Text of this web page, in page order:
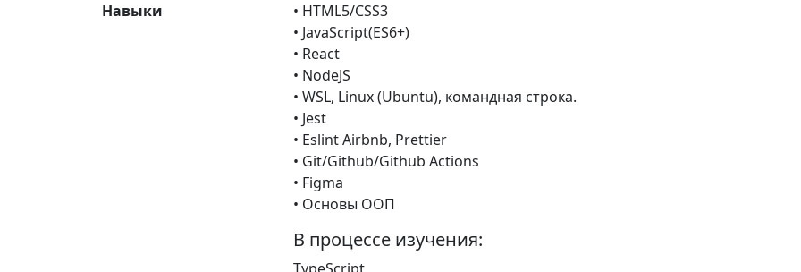
Навыки
• HTML5/CSS3
• JavaScript(ES6+)
• React
• NodeJS
• WSL, Linux (Ubuntu), командная строка.
• Jest
• Eslint Airbnb, Prettier
• Git/Github/Github Actions
• Figma
• Основы ООП
В процессе изучения: